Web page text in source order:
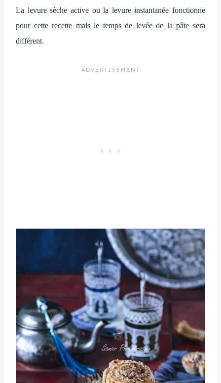
La levure sèche active ou la levure instantanée fonctionne
pour cette recette mais le temps de levée de la pâte sera
différent.